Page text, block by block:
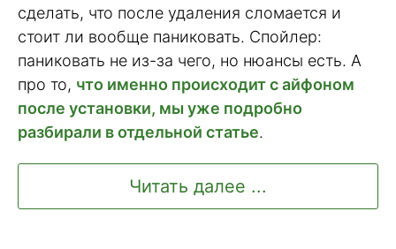
сделать, что после удаления сломается и
стоит ли вообще паниковать. Спойлер:
паниковать не из-за чего, но нюансы есть. А
про то, что именно происходит с айфоном
после установки, мы уже подробно
разбирали в отдельной статье.
Читать далее ...